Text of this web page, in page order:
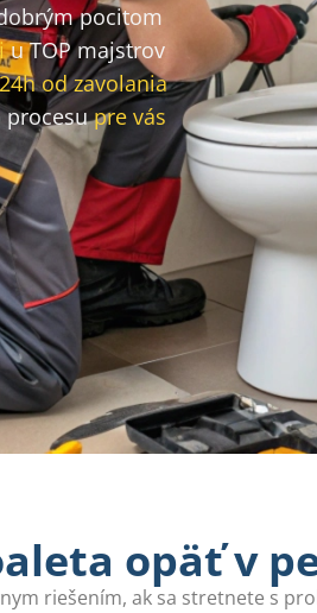
pocitom
u TOP majstrov
od zavolania
procesupre vás
opäť v
riešením, ak sa stretnete s